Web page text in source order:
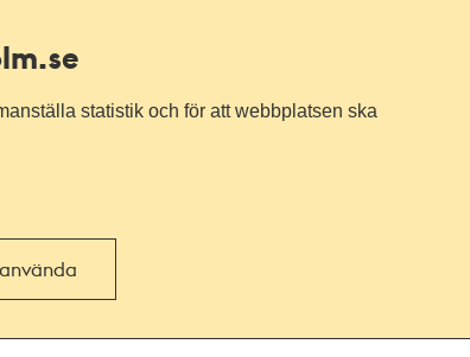
statistik och för att webbplatsen ska